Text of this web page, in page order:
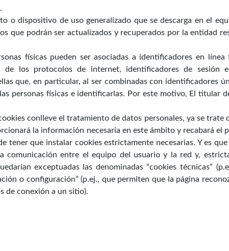
o dispositivo de uso generalizado que se descarga en el
que podrán ser actualizados y recuperados por la entidad
físicas pueden ser asociadas a identificadores en
de los protocolos de internet, identificadores de sesión
que, en particular, al ser combinadas con identificadores
personas físicas e identificarlas. Por este motivo, El titular
conlleve el tratamiento de datos personales, ya se trate
la información necesaria en este ámbito y recabará
tener que instalar cookies estrictamente necesarias. Y es
comunicación entre el equipo del usuario y la red y,
exceptuadas las denominadas “cookies técnicas”
o configuración” (p.ej., que permiten que la página
de conexión a un sitio).